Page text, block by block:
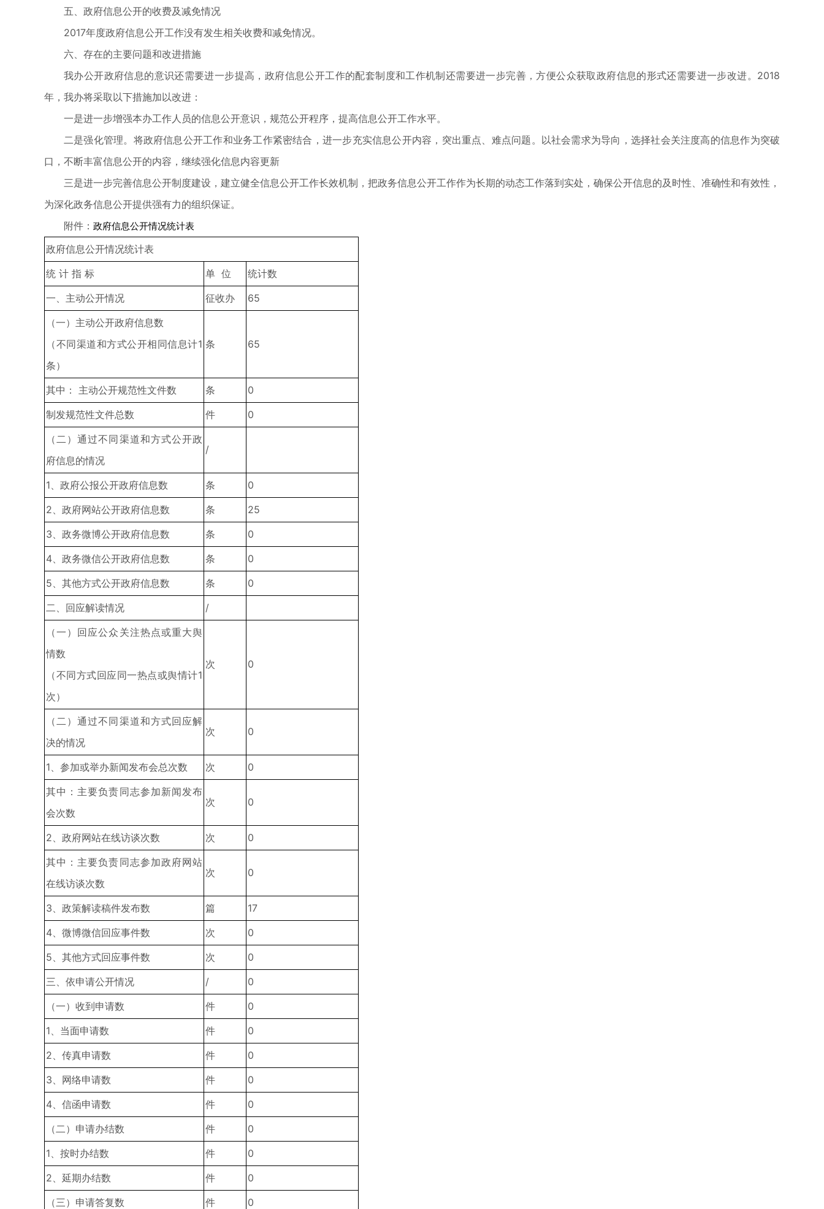
五、政府信息公开的收费及减免情况
2017年度政府信息公开工作没有发生相关收费和减免情况。
六、存在的主要问题和改进措施
我办公开政府信息的意识还需要进一步提高，政府信息公开工作的配套制度和工作机制还需要进一步完善，方便公众获取政府信息的形式还需要进一步改进。2018
年，我办将采取以下措施加以改进：
一是进一步增强本办工作人员的信息公开意识，规范公开程序，提高信息公开工作水平。
二是强化管理。将政府信息公开工作和业务工作紧密结合，进一步充实信息公开内容，突出重点、难点问题。以社会需求为导向，选择社会关注度高的信息作为突破
口，不断丰富信息公开的内容，继续强化信息内容更新
三是进一步完善信息公开制度建设，建立健全信息公开工作长效机制，把政务信息公开工作作为长期的动态工作落到实处，确保公开信息的及时性、准确性和有效性，
为深化政务信息公开提供强有力的组织保证。
附件： 政府信息公开情况统计表
政府信息公开情况统计表
统 计 指 标
单 位
统计数
一、主动公开情况
征收办
65
（一）主动公开政府信息数
（不同渠道和方式公开相同信息计1
条）
条 65
其中： 主动公开规范性文件数 条
0
制发规范性文件总数
件
0
（二）通过不同渠道和方式公开政
府信息的情况
/
1、政府公报公开政府信息数 条
0
2、政府网站公开政府信息数
条
25
3、政务微博公开政府信息数
条
0
4、政务微信公开政府信息数
条
0
5、其他方式公开政府信息数
条
0
二、回应解读情况
/
（一）回应公众关注热点或重大舆
情数
（不同方式回应同一热点或舆情计1
次）
次 0
（二）通过不同渠道和方式回应解
决的情况
次 0
1、参加或举办新闻发布会总次数 次
0
其中：主要负责同志参加新闻发布
会次数
次 0
2、政府网站在线访谈次数 次
0
其中：主要负责同志参加政府网站
在线访谈次数
次 0
3、政策解读稿件发布数 篇
17
4、微博微信回应事件数
次
0
5、其他方式回应事件数
次
0
三、依申请公开情况
/
0
（一）收到申请数
件
0
1、当面申请数
件
0
2、传真申请数
件
0
3、网络申请数
件
0
4、信函申请数
件
0
（二）申请办结数
件
0
1、按时办结数
件
0
2、延期办结数
件
0
（三）申请答复数
件 0